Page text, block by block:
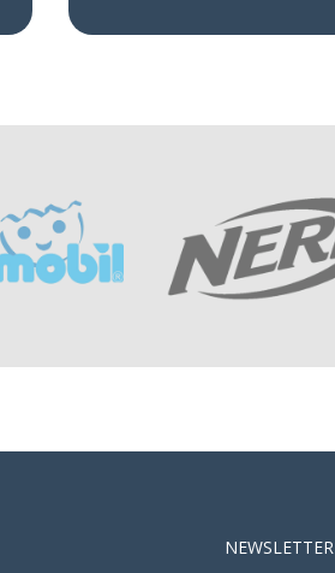
NEWSLETTER